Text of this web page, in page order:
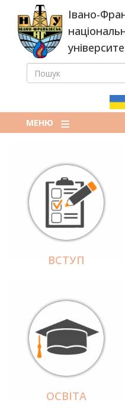
основного
вмісту
Івано-
ПОШУК
МЕНЮ
ВСТУП
ОСВІТА